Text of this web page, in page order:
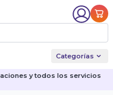
Categorías
y todos los servicios